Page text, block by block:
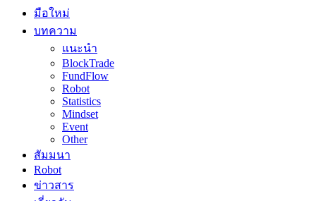
มือใหม่
บทความ
แนะนำ
BlockTrade
FundFlow
Robot
Statistics
Mindset
Event
Other
สัมมนา
Robot
ข่าวสาร